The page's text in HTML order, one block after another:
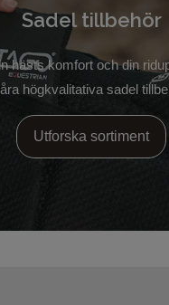
Sadel tillbehör
hästs komfort och din
högkvalitativa sadel
Utforska sortiment